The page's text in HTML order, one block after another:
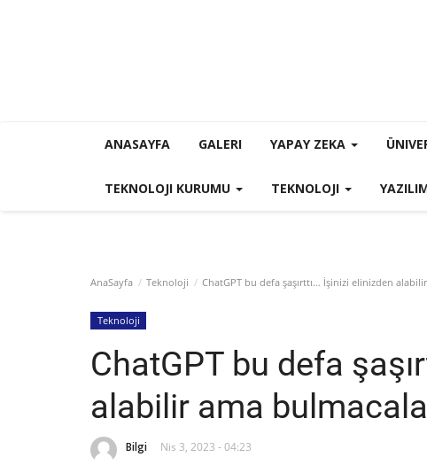
ANASAYFA GALERI YAPAY ZEKA
TEKNOLOJI KURUMU TEKNOLOJI
AnaSayfa Teknoloji ChatGPT bu defa şaşırttı… İşinizi elinizden
Teknoloji
ChatGPT bu defa
alabilir ama
Bilgi Nis 3, 2023 - 04:23